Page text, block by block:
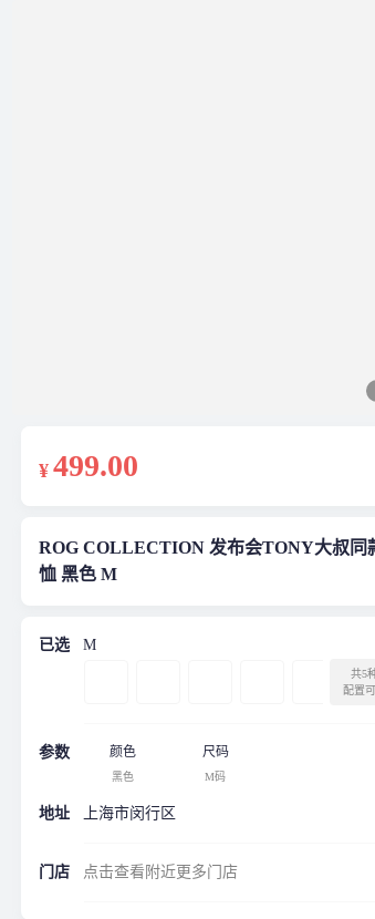
¥ 499.00
ROG COLLECTION 发布会TONY大叔同款T
恤 黑色 M
已选 M
共5
配置
参数 颜色
黑色
尺码
M码
地址 上海市闵行区
门店 点击查看附近更多门店